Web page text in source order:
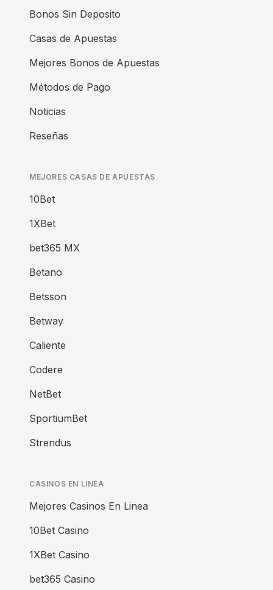
Bonos Sin Deposito
Casas de Apuestas
Mejores Bonos de Apuestas
Métodos de Pago
Noticias
Reseñas
MEJORES CASAS DE APUESTAS
10Bet
1XBet
bet365 MX
Betano
Betsson
Betway
Caliente
Codere
NetBet
SportiumBet
Strendus
CASINOS EN LINEA
Mejores Casinos En Linea
10Bet Casino
1XBet Casino
bet365 Casino